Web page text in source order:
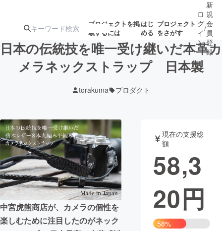
プロジェクトを掲
載するには
はじ
める
プロジェクト
をさがす
ジェクト
募集終了が近いプ
ロジェクト
アート・写真 音楽
テクノロジー・ガジェット ゲーム・
映像・映画 書籍・雑誌
ビジネス・起業 チャレンジ
ロ
グ
イ
ン
/
新
規
会
員
登
録
日本の伝統技を唯一受け継いだ本革カ
メラネックストラップ 日本製
torakuma プロダクト
中宮虎熊商店が、カメラの個性を
楽しむために注目したのがネック
現在の支援総
額
58,3
20円
58%